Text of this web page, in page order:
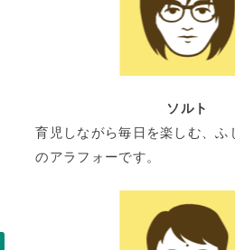
ソルト
育児しながら毎日を楽しむ、ふ
のアラフォーです。